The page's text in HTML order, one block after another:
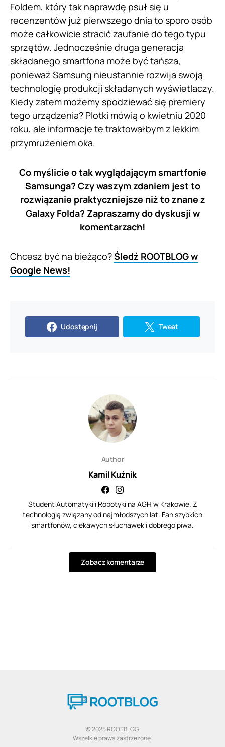
Foldem, który tak naprawdę psuł się u
recenzentów już pierwszego dnia to sporo osób
może całkowicie stracić zaufanie do tego typu
sprzętów. Jednocześnie druga generacja
składanego smartfona może być tańsza,
ponieważ Samsung nieustannie rozwija swoją
technologię produkcji składanych wyświetlaczy.
Kiedy zatem możemy spodziewać się premiery
tego urządzenia? Plotki mówią o kwietniu 2020
roku, ale informacje te traktowałbym z lekkim
przymrużeniem oka.
Co myślicie o tak wyglądającym smartfonie
Samsunga? Czy waszym zdaniem jest to
rozwiązanie praktyczniejsze niż to znane z
Galaxy Folda? Zapraszamy do dyskusji w
komentarzach!
Chcesz być na bieżąco?Śledź ROOTBLOG w
Google News!
Udostępnij Tweet
Author
Kamil Kuźnik
Student Automatyki i Robotyki na AGH w Krakowie. Z
technologią związany od najmłodszych lat. Fan szybkich
smartfonów, ciekawych słuchawek i dobrego piwa.
Zobacz komentarze
© 2025 ROOTBLOG
Wszelkie prawa zastrzeżone.